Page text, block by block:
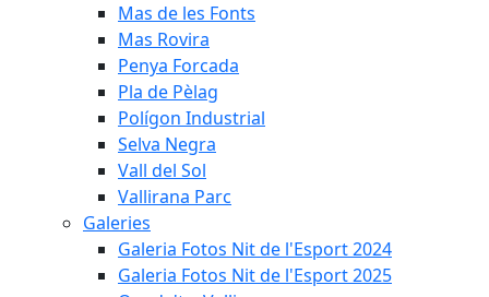
Mas de les Fonts
Mas Rovira
Penya Forcada
Pla de Pèlag
Polígon Industrial
Selva Negra
Vall del Sol
Vallirana Parc
Galeries
Galeria Fotos Nit de l'Esport 2024
Galeria Fotos Nit de l'Esport 2025